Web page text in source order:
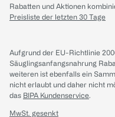
Rabatten und Aktionen
Preisliste der letzten 30 Tage
Aufgrund der EU-Richtlinie
Säuglingsanfangsnahrung
weiteren ist ebenfalls ein
nicht erlaubt und daher nicht
das BIPA Kundenservice.
MwSt. gesenkt